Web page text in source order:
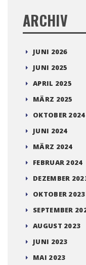
ARCHIV
JUNI 2026
JUNI 2025
APRIL 2025
MÄRZ 2025
OKTOBER 2024
JUNI 2024
MÄRZ 2024
FEBRUAR 2024
DEZEMBER
OKTOBER 2023
SEPTEMBER
AUGUST 2023
JUNI 2023
MAI 2023